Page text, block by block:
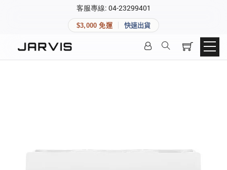
客服專線: 04-23299401
$3,000 免運 快速出貨
快速連結
登入後可查看訂單、會員資料與收藏清單。
登入會員